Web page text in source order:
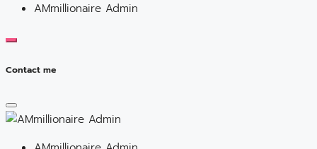
AMmillionaire Admin
Contact me